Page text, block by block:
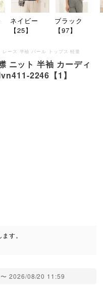
ネイビー
【25】
ブラック
【97】
ース 半袖 パール トップス 軽量
ニット 半袖 カーディ
2246【1】
す。
〜 2026/08/20 11:59